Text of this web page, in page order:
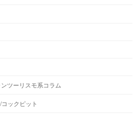
ツーリスモ系コラム
ックピット